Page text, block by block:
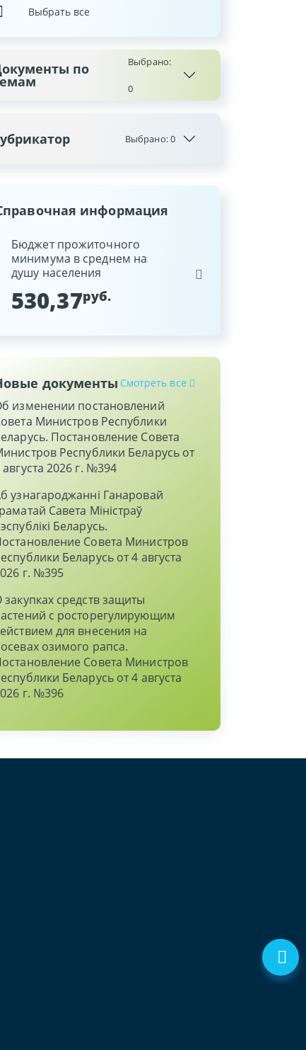
Выбрать все
по Выбрано:
0
Выбрано:0
информация
Бюджет прожиточного
минимума в среднем на
душу населения
530,37руб.
Республики Беларусь
документы Смотреть все
изменении постановлений
Министров Республики
Постановление Совета
Республики Беларусь от
августа 2026 г. №394
узнагароджаннi Ганаровай
Савета Мiнiстраў
Беларусь.
Совета Министров
Беларусь от 4 августа
г. №395
закупках средств защиты
с росторегулирующим
для внесения на
озимого рапса.
Совета Министров
Беларусь от 4 августа
г. №396